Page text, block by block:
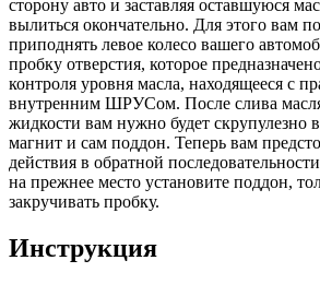
сторону авто и заставляя оставшуюся
вылиться окончательно. Для этого вам
приподнять левое колесо вашего
пробку отверстия, которое
контроля уровня масла, находящееся с
внутренним ШРУСом. После слива
жидкости вам нужно будет скрупулезно
магнит и сам поддон. Теперь вам
действия в обратной
на прежнее место установите поддон,
закручивать пробку.
Инструкция